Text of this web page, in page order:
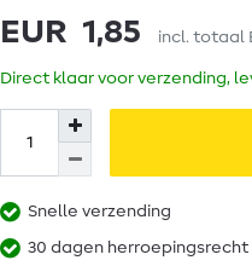
EUR 1,85 incl. totaal
Direct klaar voor verzending,
Snelle verzending
30 dagen herroepingsrecht